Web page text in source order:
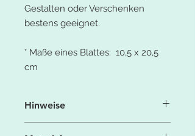
Gestalten oder Verschenken
bestens geeignet.
° Maße eines Blattes: 10,5 x 20,5
cm
Hinweise